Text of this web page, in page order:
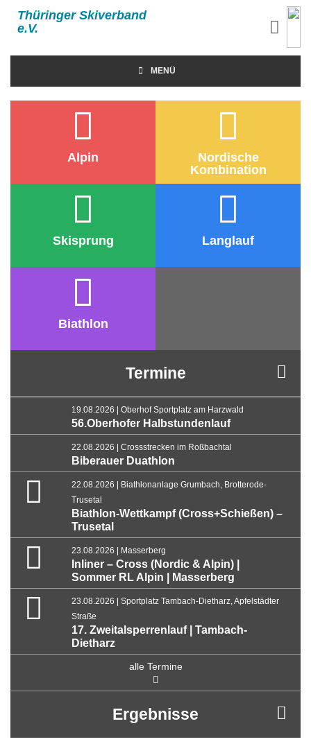
Thüringer Skiverband
e.V.
MENÜ
Alpin
Nordische
Kombination
Skisprung Langlauf
Biathlon
Termine
19.08.2026 | Oberhof Sportplatz am Harzwald
56.Oberhofer Halbstundenlauf
22.08.2026 | Crossstrecken im Roßbachtal
Biberauer Duathlon
22.08.2026 | Biathlonanlage Grumbach, Brotterode-
Trusetal
Biathlon-Wettkampf (Cross+Schießen) –
Trusetal
23.08.2026 | Masserberg
Inliner – Cross (Nordic & Alpin) |
Sommer RL Alpin | Masserberg
23.08.2026 | Sportplatz Tambach-Dietharz, Apfelstädter
Straße
17. Zweitalsperrenlauf | Tambach-
Dietharz
alle Termine
Ergebnisse